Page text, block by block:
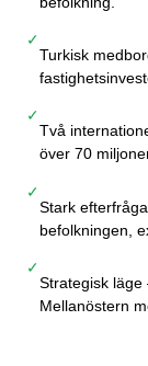
✓
Turkisk
✓
Två
över 70
✓
Stark
befolkningen,
✓
Strategisk
Mellanöstern